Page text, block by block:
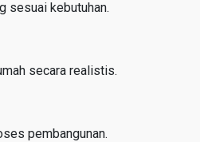
sesuai kebutuhan.
secara realistis.
pembangunan.